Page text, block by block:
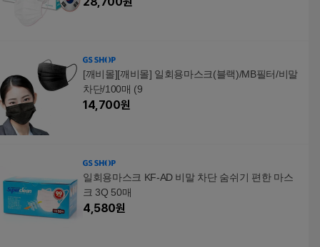
[깨비몰][깨비몰] 일회용마스크(블랙)/MB필터/비말
차단/100매 (9
14,700원
일회용마스크 KF-AD 비말 차단 숨쉬기 편한 마스
크 3Q 50매
4,580원